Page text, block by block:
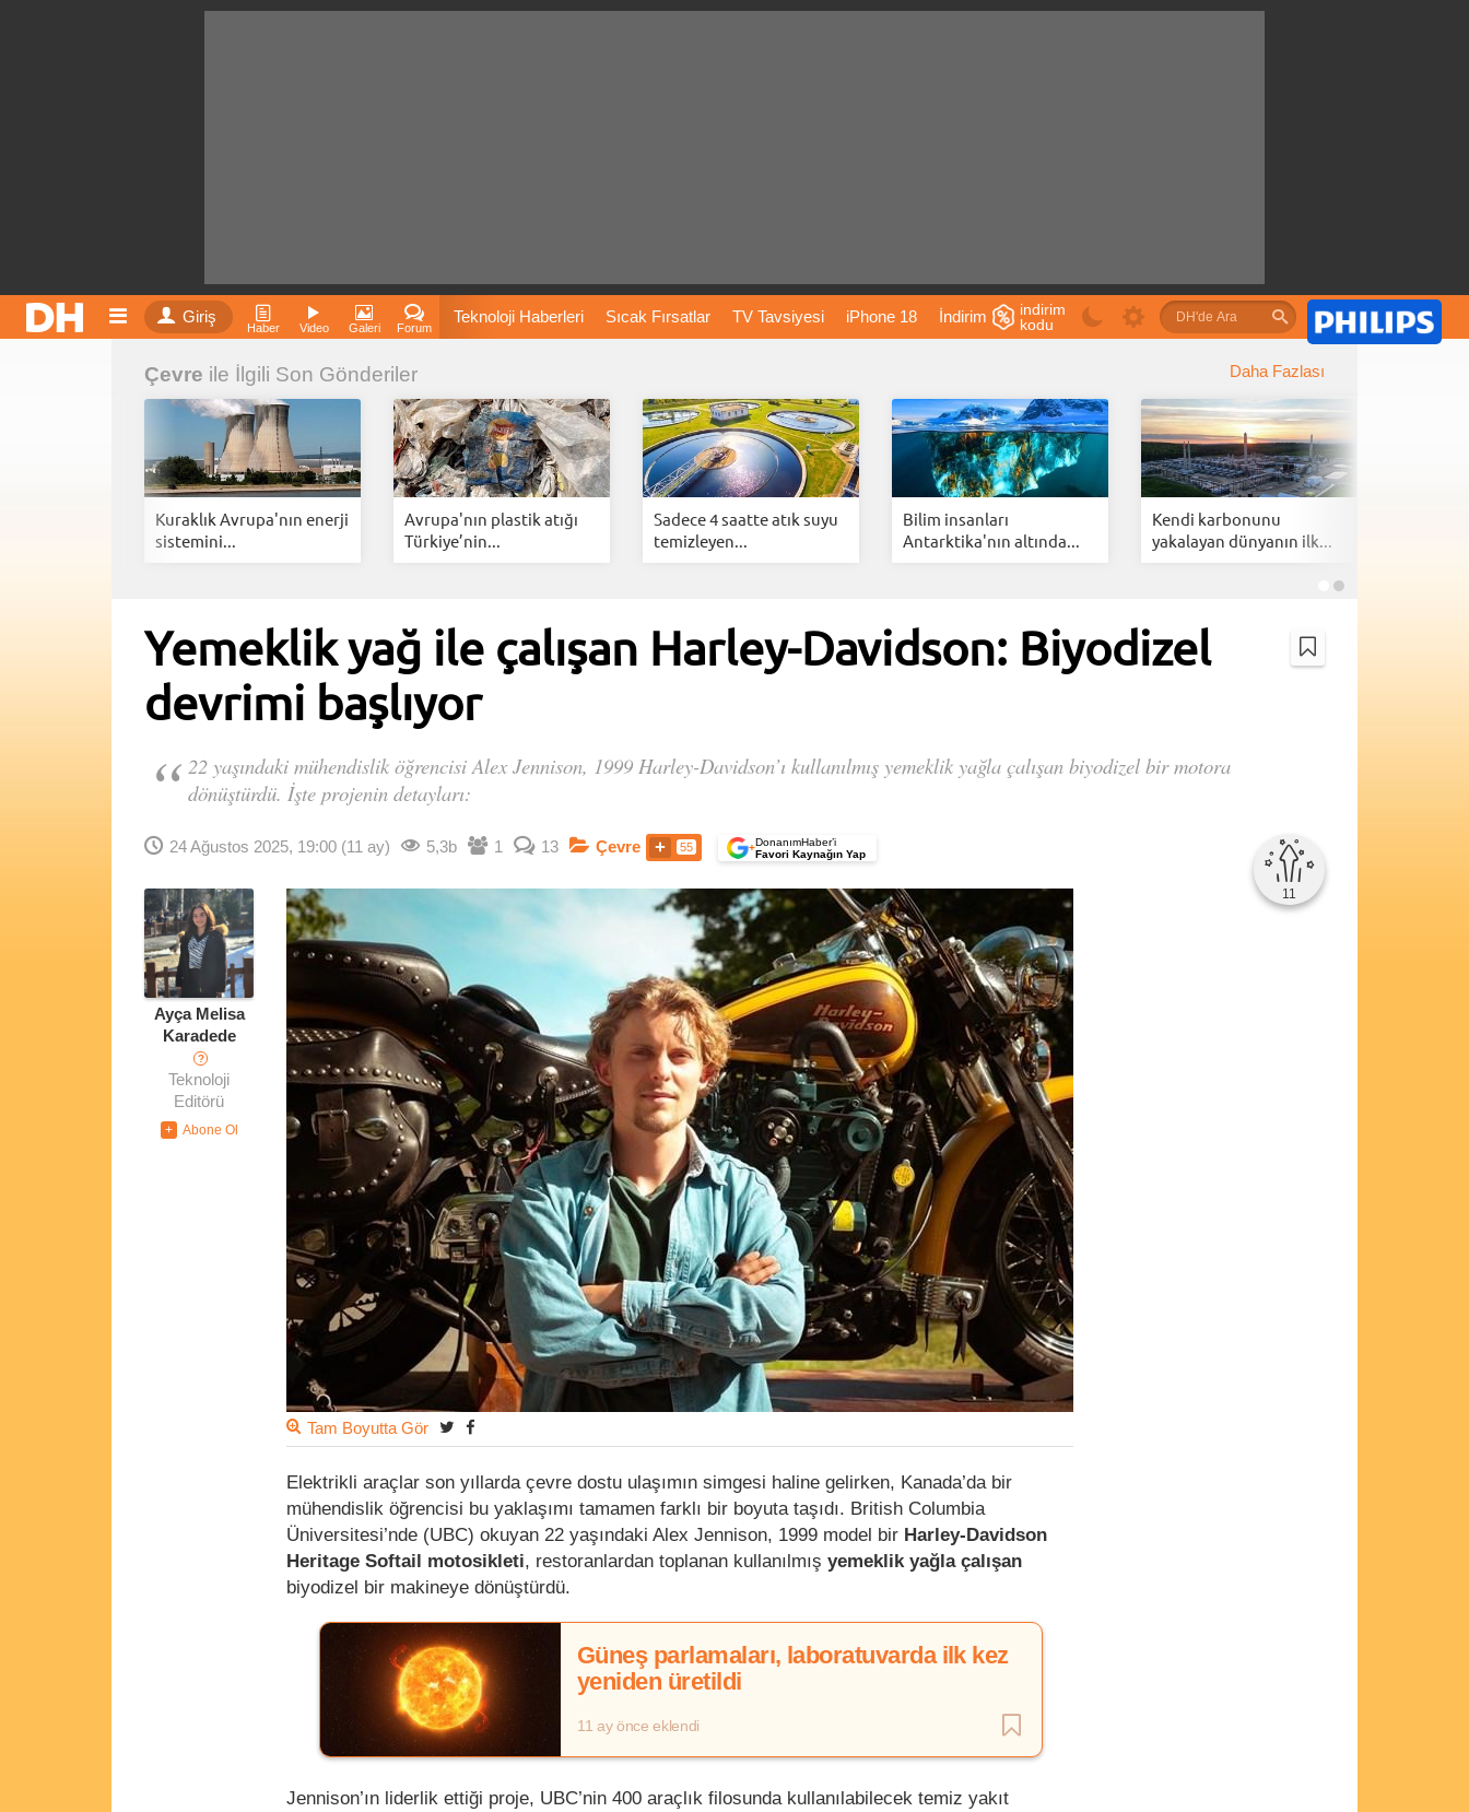
Giriş
Haber Video Galeri Forum
Teknoloji Haberleri Sıcak Fırsatlar TV Tavsiyesi iPhone 18 İndirim
Fiyatları Vizyondaki Filmler Bitcoin Dizi Önerileri Telefon Önerileri
İnstagram Dondurma İnstagram Çöktü Mü
indirim
kodu
Çevre ile İlgili Son Gönderiler Daha Fazlası
Kuraklık Avrupa'nın enerji
sistemini...
Avrupa'nın plastik atığı
Türkiye’nin...
Sadece 4 saatte atık suyu
temizleyen...
Bilim insanları
Antarktika'nın altında...
Kendi karbonunu
yakalayan dünyanın ilk...
Yemeklik yağ ile çalışan Harley-Davidson: Biyodizel
devrimi başlıyor
22 yaşındaki mühendislik öğrencisi Alex Jennison, 1999 Harley-Davidson’ı kullanılmış yemeklik yağla çalışan biyodizel bir motora
dönüştürdü. İşte projenin detayları:
24 Ağustos 2025, 19:00 (11 ay) 5,3b 1 13 Çevre 55 +DonanımHaber’i
Favori Kaynağın Yap
11
Ayça Melisa
Karadede
?
Teknoloji
Editörü
Tam Boyutta Gör
Elektrikli araçlar son yıllarda çevre dostu ulaşımın simgesi haline gelirken, Kanada’da bir
mühendislik öğrencisi bu yaklaşımı tamamen farklı bir boyuta taşıdı. British Columbia
Üniversitesi’nde (UBC) okuyan 22 yaşındaki Alex Jennison, 1999 model bir Harley-Davidson
Heritage Softail motosikleti, restoranlardan toplanan kullanılmış yemeklik yağla çalışan
biyodizel bir makineye dönüştürdü.
Güneş parlamaları, laboratuvarda ilk kez
yeniden üretildi
11 ay önce eklendi
Jennison’ın liderlik ettiği proje, UBC’nin 400 araçlık filosunda kullanılabilecek temiz yakıt